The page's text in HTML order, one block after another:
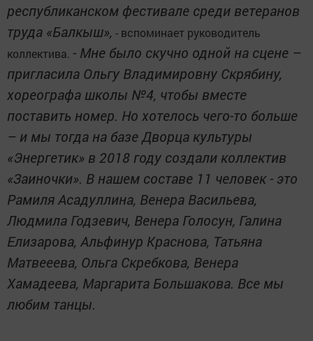
республиканском фестивале среди ветеранов
труда «Балкыш», - вспоминает руководитель
коллектива. - Мне было скучно одной на сцене –
пригласила Ольгу Владимировну Скрябину,
хореографа школы №4, чтобы вместе
поставить номер. Но хотелось чего-то больше
– и мы тогда на базе Дворца культуры
«Энергетик» в 2018 году создали коллектив
«Заиночки». В нашем составе 11 человек - это
Рамиля Асадуллина, Венера Васильева,
Людмила Годзевич, Венера Голосун, Галина
Елизарова, Альфинур Краснова, Татьяна
Матвееева, Ольга Скребкова, Венера
Хамадеева, Маргарита Большакова. Все мы
любим танцы.